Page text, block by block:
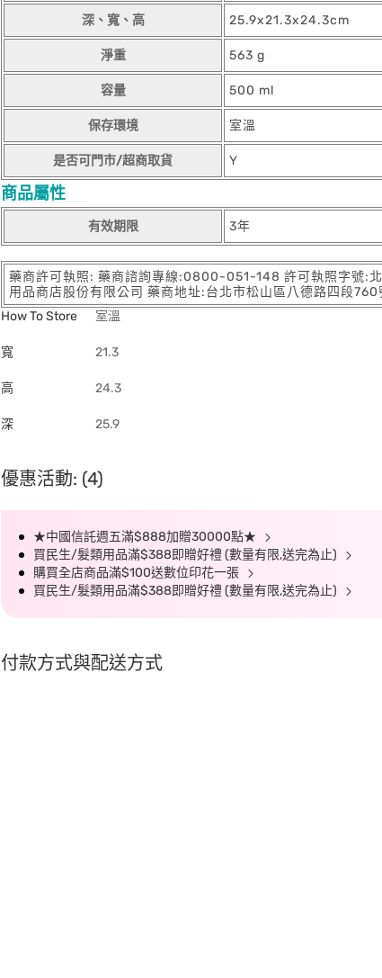
深、寬、高 25.9x21.3x24.3cm
淨重 563 g
容量 500 ml
保存環境 室溫
是否可門市/超商取貨 Y
商品屬性
有效期限 3年
藥商許可執照: 藥商諮詢專線:0800-051-148 許可執照字號:
用品商店股份有限公司 藥商地址:台北市松山區八德路四段
How To Store
室溫
寬 21.3
高 24.3
深 25.9
優惠活動: (4)
★中國信託週五滿$888加贈30000點★
買民生/髮類用品滿$388即贈好禮 (數量有限,送完為止)
購買全店商品滿$100送數位印花一張
買民生/髮類用品滿$388即贈好禮 (數量有限,送完為止)
付款方式與配送方式